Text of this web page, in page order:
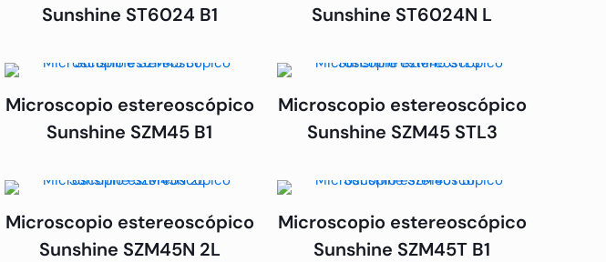
Sunshine ST6024 B1
Sunshine ST6024N L
Microscopio estereoscópico
Sunshine SZM45 B1
Microscopio estereoscópico
Sunshine SZM45 STL3
Microscopio estereoscópico
Sunshine SZM45N 2L
Microscopio estereoscópico
Sunshine SZM45T B1